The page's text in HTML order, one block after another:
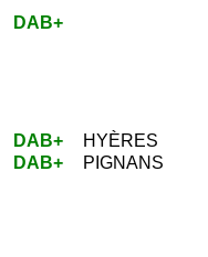
DAB+
DAB+ HYÈRES
DAB+ PIGNANS